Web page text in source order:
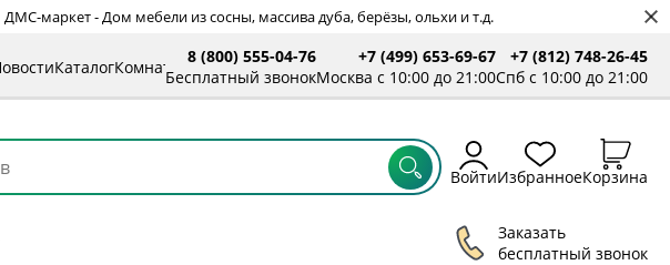
ДМС-маркет - Дом мебели из сосны, массива дуба, берёзы, ольхи и т.д.
КаталогКомнаты
8 (800) 555-04-76
Бесплатный звонок
+7 (499) 653-69-67
Москва с 10:00 до 21:00
+7 (812) 748-26-45
Спб с 10:00 до 21:00
ВойтиИзбранноеКорзина
Заказать
бесплатный звонок